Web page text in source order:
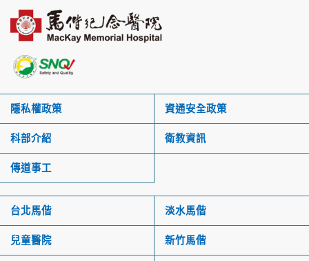
隱私權政策 資通安全政策
科部介紹 衛教資訊
傳道事工
台北馬偕 淡水馬偕
兒童醫院 新竹馬偕